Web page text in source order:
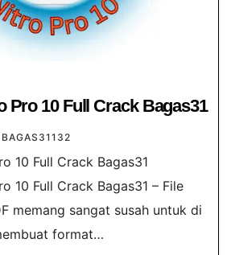
Pro 10 Full Crack Bagas31
BAGAS31132
10 Full Crack Bagas31
10 Full Crack Bagas31 – File
memang sangat susah untuk di
format…